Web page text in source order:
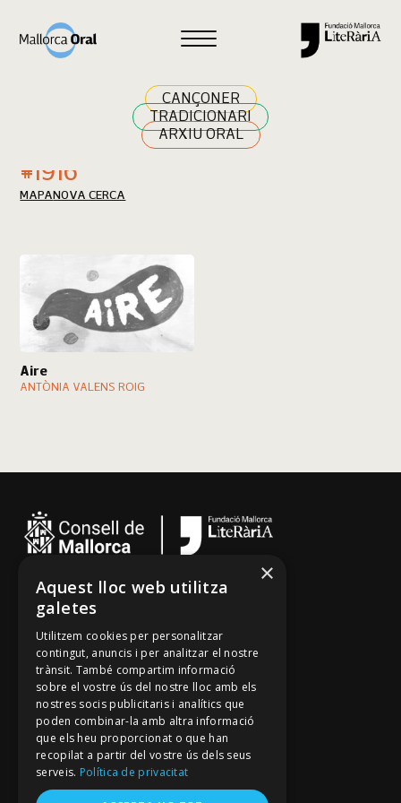
CANÇONER
TRADICIONARI
ARXIU ORAL
Cercar
Resultats cerca
#1916
MAPA NOVA CERCA
Aire
ANTÒNIA VALENS ROIG
Cançoner
Tradicionari
Arxiu Oral
Contacte
Segueix-nos
Mallorca Oral, un projecte de
Avís legal
×
Aquest lloc web utilitza
galetes
Utilitzem cookies per personalitzar
contingut, anuncis i per analitzar el nostre
trànsit. També compartim informació
sobre el vostre ús del nostre lloc amb els
nostres socis publicitaris i analítics que
poden combinar-la amb altra informació
que els heu proporcionat o que han
recopilat a partir del vostre ús dels seus
serveis. Política de privacitat